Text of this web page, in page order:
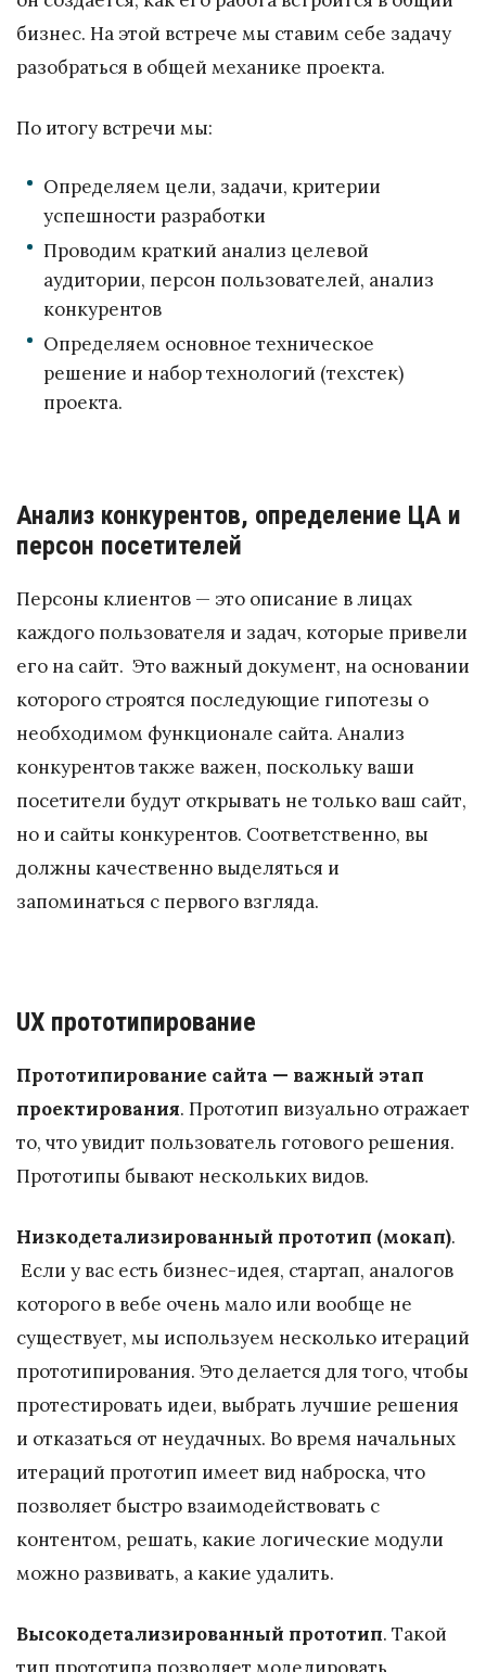
бизнес. На этой встрече мы ставим себе задачу
разобраться в общей механике проекта.
По итогу встречи мы:
Определяем цели, задачи, критерии
успешности разработки
Проводим краткий анализ целевой
аудитории, персон пользователей, анализ
конкурентов
Определяем основное техническое
решение и набор технологий (техстек)
проекта.
Анализ конкурентов, определение ЦА и
персон посетителей
Персоны клиентов — это описание в лицах
каждого пользователя и задач, которые привели
его на сайт. Это важный документ, на основании
которого строятся последующие гипотезы о
необходимом функционале сайта. Анализ
конкурентов также важен, поскольку ваши
посетители будут открывать не только ваш сайт,
но и сайты конкурентов. Соответственно, вы
должны качественно выделяться и
запоминаться с первого взгляда.
UX прототипирование
Прототипирование сайта — важный этап
проектирования. Прототип визуально отражает
то, что увидит пользователь готового решения.
Прототипы бывают нескольких видов.
Низкодетализированный прототип (мокап).
Если у вас есть бизнес-идея, стартап, аналогов
которого в вебе очень мало или вообще не
существует, мы используем несколько итераций
прототипирования. Это делается для того, чтобы
протестировать идеи, выбрать лучшие решения
и отказаться от неудачных. Во время начальных
итераций прототип имеет вид наброска, что
позволяет быстро взаимодействовать с
контентом, решать, какие логические модули
можно развивать, а какие удалить.
Высокодетализированный прототип. Такой